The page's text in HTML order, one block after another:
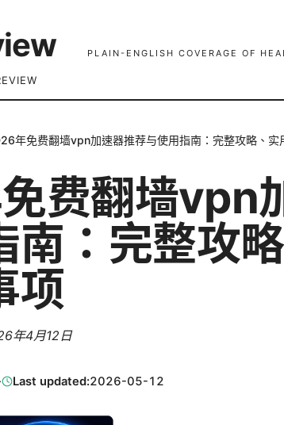
PLAIN-ENGLISH COVERAGE OF
年免费翻墙vpn加速器推荐与使用指南：完整攻略、实
费翻墙vpn
南：完整攻
项
年4月12日
· Last updated:2026-05-12